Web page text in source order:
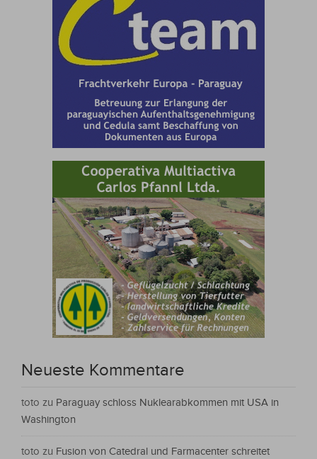
Neueste Kommentare
toto zu Paraguay schloss Nuklearabkommen mit USA in
Washington
toto zu Fusion von Catedral und Farmacenter schreitet